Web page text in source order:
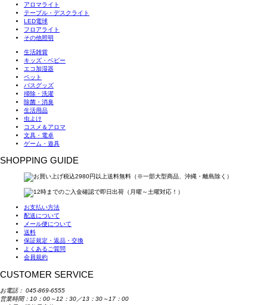
アロマライト
テーブル・デスクライト
LED電球
フロアライト
その他照明
生活雑貨
キッズ・ベビー
エコ加湿器
ペット
バスグッズ
掃除・洗濯
除菌・消臭
生活用品
虫よけ
コスメ＆アロマ
文具・電卓
ゲーム・遊具
SHOPPING GUIDE
お支払い方法
配送について
メール便について
送料
保証規定・返品・交換
よくあるご質問
会員規約
CUSTOMER SERVICE
お電話： 045-869-6555
営業時間：10：00～12：30／13：30～17：00